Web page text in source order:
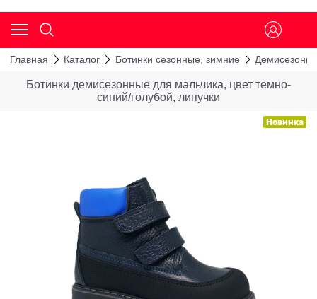
Главная Каталог Ботинки сезонные, зимние
Ботинки демисезонные для мальчика, цвет темно-
синий/голубой, липучки
Новинка